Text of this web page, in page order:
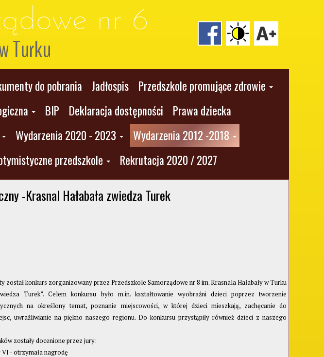
nr 6
Turku
do pobrania Jadłospis
Przedszkole promujące zdrowie
BIP Deklaracja dostępności
Prawa dziecka
Wydarzenia 2020 - 2023
Wydarzenia 2012 -2018
przedszkole Rekrutacja 2020 / 2027
-Krasnal Hałabała zwiedza Turek
został konkurs zorganizowany przez Przedszkole Samorządowe nr 8 im. Krasnala Hałabały w Turku
Turek”. Celem konkursu było m.in. kształtowanie wyobraźni dzieci poprzez tworzenie
na określony temat, poznanie miejscowości, w której dzieci mieszkają, zachęcanie do
uwrażliwianie na piękno naszego regionu. Do konkursu przystąpiły również dzieci z naszego
zostały docenione przez jury:
- otrzymała nagrodę